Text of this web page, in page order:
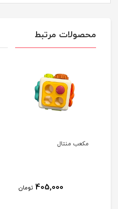
محصولات مرتبط
مکعب منتال
405,000 تومان